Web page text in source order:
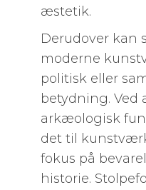
æstetik.
Derudover kan
moderne
politisk eller
betydning.
arkæologisk
det til
fokus på
historie.